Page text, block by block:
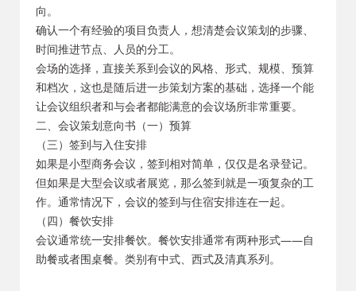
向。
确认一个有经验的项目负责人，想清楚会议策划的步骤、
时间推进节点、人员的分工。
会场的选择，直接关系到会议的风格、形式、规模、预算
和档次，这也是随后进一步策划方案的基础，选择一个能
让会议组织者和与会者都能满意的会议场所非常重要。
二、会议策划意向书（一）预算
（三）签到与入住安排
如果是小型商务会议，签到相对简单，仅仅是名录登记。
但如果是大型会议或者展览，那么签到就是一项复杂的工
作。通常情况下，会议的签到与住宿安排连在一起。
（四）餐饮安排
会议通常统一安排餐饮。餐饮安排通常有两种形式——自
助餐或者围桌餐。类别有中式、西式及清真系列。